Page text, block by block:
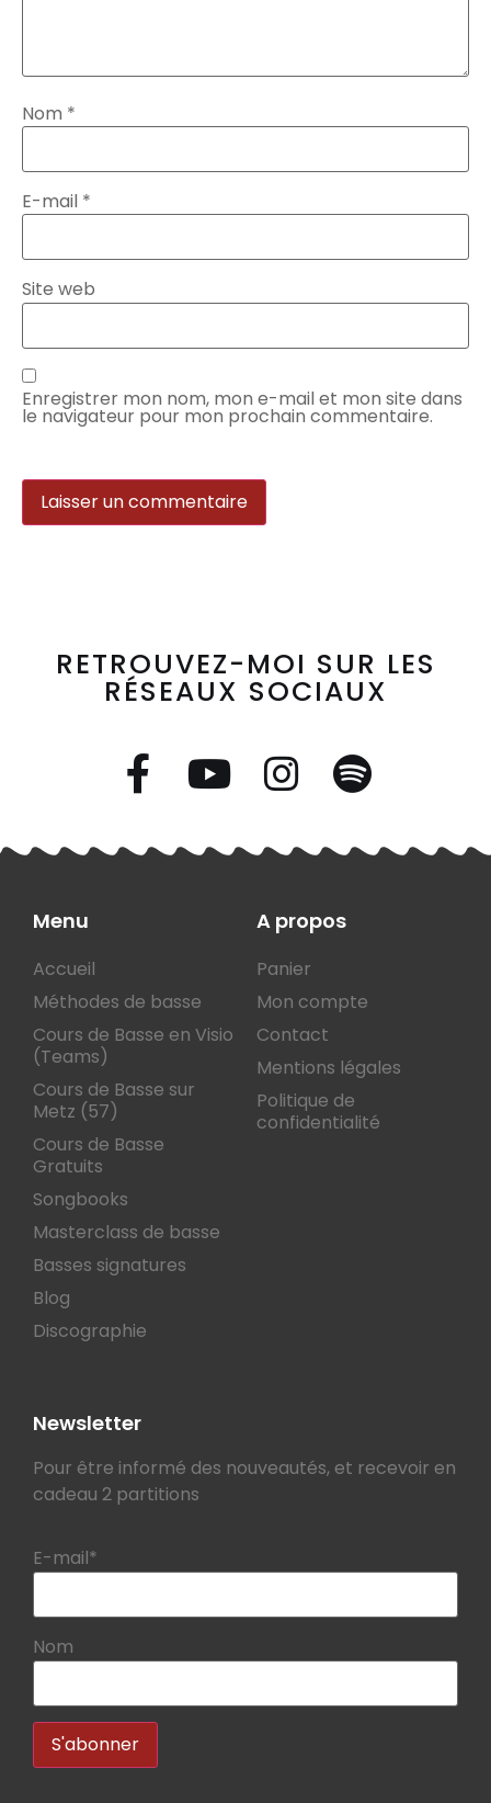
Nom *
E-mail *
Site web
Enregistrer mon nom, mon e-mail et mon site dans
le navigateur pour mon prochain commentaire.
RETROUVEZ-MOI SUR LES
RÉSEAUX SOCIAUX
Menu
Accueil
Méthodes de basse
Cours de Basse en Visio
(Teams)
Cours de Basse sur
Metz (57)
Cours de Basse
Gratuits
Songbooks
Masterclass de basse
Basses signatures
Blog
Discographie
A propos
Panier
Mon compte
Contact
Mentions légales
Politique de
confidentialité
Newsletter
Pour être informé des nouveautés, et recevoir en
cadeau 2 partitions
E-mail*
Nom